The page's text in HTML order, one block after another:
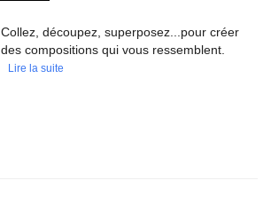
Collez, découpez, superposez...pour créer
des compositions qui vous ressemblent.
Lire la suite